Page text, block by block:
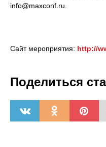
info@maxconf.ru.
Сайт мероприятия: http://
Поделиться